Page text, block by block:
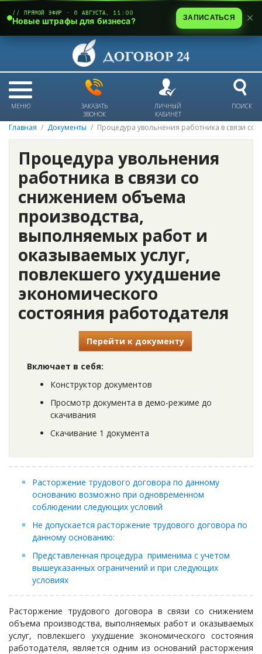
МЕНЮ
ЗАКАЗАТЬ
ЗВОНОК
ЛИЧНЫЙ
КАБИНЕТ
ПОИСК
Главная Документы Процедура увольнения работника в связи
Процедура увольнения
работника в связи со
снижением объема
производства,
выполняемых работ и
оказываемых услуг,
повлекшего ухудшение
экономического
состояния работодателя
Перейти к документу
Включает в себя:
Конструктор документов
Просмотр документа в демо-режиме до
скачивания
Скачивание 1 документа
Расторжение трудового договора по данному
основанию возможно при одновременном
соблюдении следующих условий
Не допускается расторжение трудового договора по
данному основанию:
Представленная процедура применима с учетом
вышеуказанных ограничений и при следующих
условиях
Расторжение трудового договора в связи со снижением
объема производства, выполняемых работ и оказываемых
услуг, повлекшего ухудшение экономического состояния
работодателя, является одним из оснований расторжения
// ПРЯМОЙ ЭФИР · 6 АВГУСТА, 11:00
Новые штрафы для бизнеса? ЗАПИСАТЬСЯ